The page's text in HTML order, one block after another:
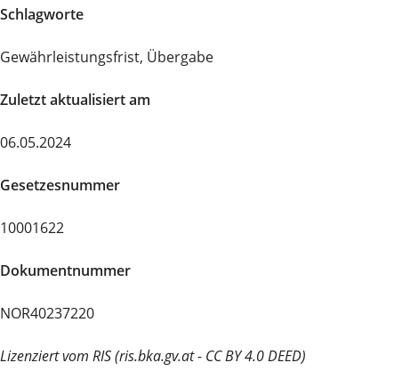
Schlagworte
Gewährleistungsfrist, Übergabe
Zuletzt aktualisiert am
06.05.2024
Gesetzesnummer
10001622
Dokumentnummer
NOR40237220
Lizenziert vom RIS (ris.bka.gv.at - CC BY 4.0 DEED)